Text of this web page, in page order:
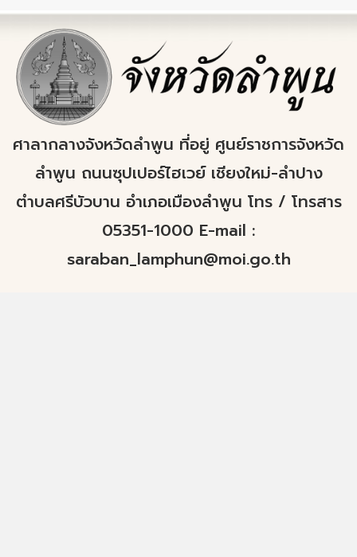
ศาลากลางจังหวัดลำพูน ที่อยู่ ศูนย์ราชการจังหวัด
ลำพูน ถนนซุปเปอร์ไฮเวย์ เชียงใหม่-ลำปาง
ตำบลศรีบัวบาน อำเภอเมืองลำพูน โทร / โทรสาร
05351-1000 E-mail :
saraban_lamphun@moi.go.th